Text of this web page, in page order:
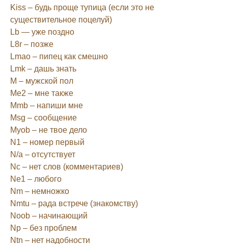
Kiss – будь проще тупица (если это не
существительное поцелуй)
Lb — уже поздно
L8r – позже
Lmao – пипец как смешно
Lmk – дашь знать
M – мужской пол
Me2 – мне также
Mmb – напиши мне
Msg – сообщение
Myob – не твое дело
N1 – номер первый
N/a – отсутствует
Nc – нет слов (комментариев)
Ne1 – любого
Nm – немножко
Nmtu – рада встрече (знакомству)
Noob – начинающий
Np – без проблем
Ntn – нет надобности